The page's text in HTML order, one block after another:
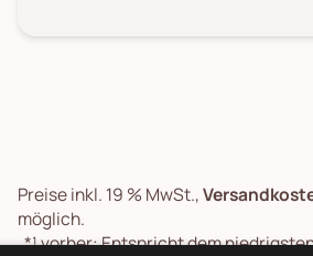
Preise inkl. 19 % MwSt.,
möglich.
*¹vorher: Entspricht dem